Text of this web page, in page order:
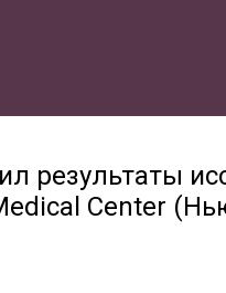
результаты
Center